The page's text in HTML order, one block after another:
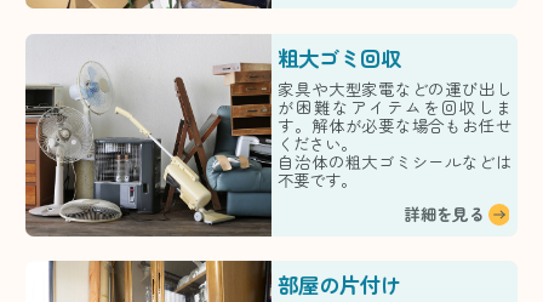
粗大ゴミ回収
家具や大型家電などの運び出し
が困難なアイテムを回収しま
す。解体が必要な場合もお任せ
ください。
自治体の粗大ゴミシールなどは
不要です。
詳細を見る
部屋の片付け